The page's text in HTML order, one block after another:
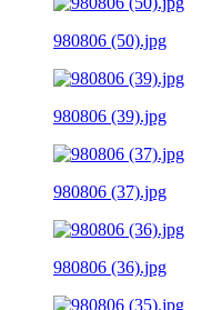
980806 (50).jpg
980806 (39).jpg
980806 (37).jpg
980806 (36).jpg